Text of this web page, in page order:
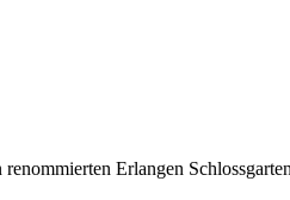
Erlangen